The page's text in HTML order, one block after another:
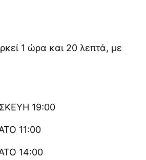
1 ώρα και 20 λεπτά, με
19:00
11:00
14:00